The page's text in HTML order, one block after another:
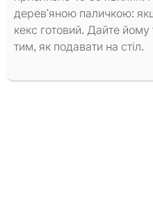
дерев'яною паличкою:
кекс готовий. Дайте
тим, як подавати на стіл.